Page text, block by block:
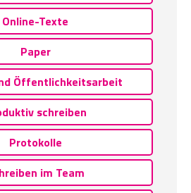
Online-Texte
Paper
Öffentlichkeitsarbeit
schreiben
Protokolle
im Team